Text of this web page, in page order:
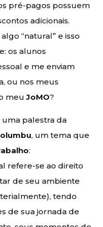
pré-pagos possuem
adicionais.
“natural” e isso
os alunos
e me enviam
ou nos meus
meuJoMO?
palestra da
, um tema que
:
refere-se ao direito
de seu ambiente
tendo
de sua jornada de